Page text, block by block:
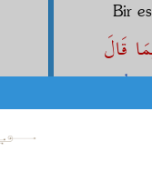
Bir
makam